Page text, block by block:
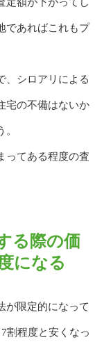
であればこれもプ
、シロアリによる
宅の不備はないか
ってある程度の査
る際の価
になる
が限定的になって
割程度と安くなっ